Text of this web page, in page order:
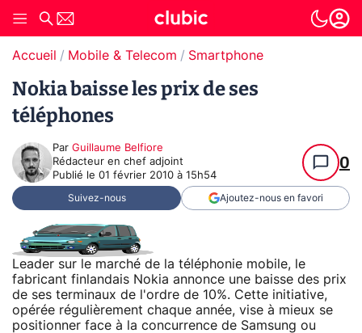
Accueil Mobile & Telecom Smartphone
Nokia baisse les prix de ses
téléphones
Par Guillaume Belfiore
Rédacteur en chef adjoint
Publié le 01 février 2010 à 15h54
0
Suivez-nous Ajoutez-nous en favori
Leader sur le marché de la téléphonie mobile, le
fabricant finlandais Nokia annonce une baisse des prix
de ses terminaux de l'ordre de 10%. Cette initiative,
opérée régulièrement chaque année, vise à mieux se
positionner face à la concurrence de Samsung ou